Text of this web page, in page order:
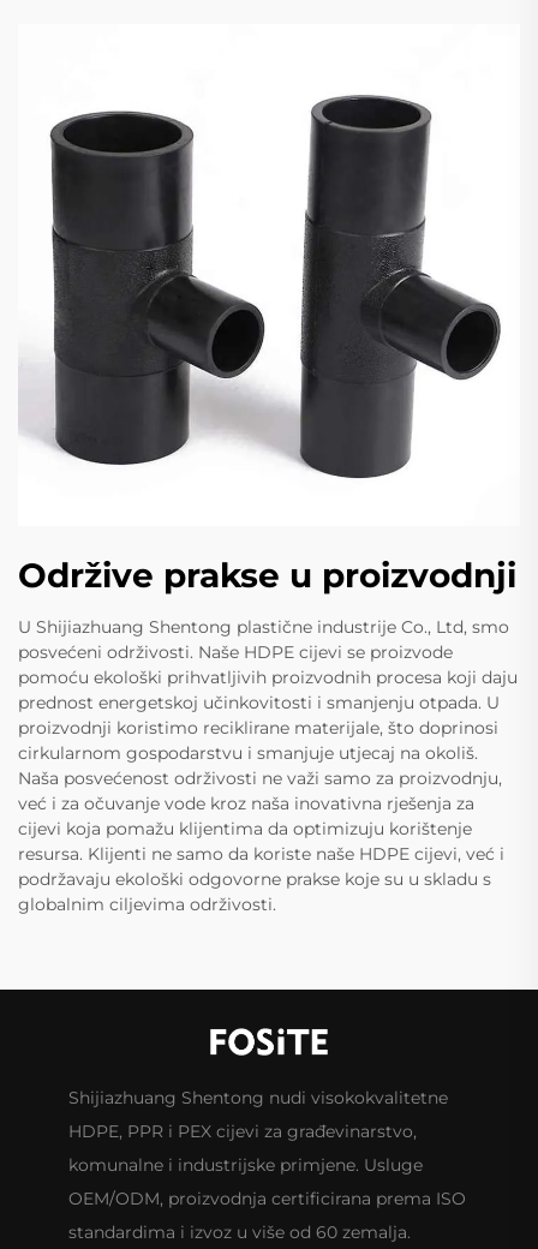
Održive prakse u proizvodnji
U Shijiazhuang Shentong plastične industrije Co., Ltd, smo
posvećeni održivosti. Naše HDPE cijevi se proizvode
pomoću ekološki prihvatljivih proizvodnih procesa koji daju
prednost energetskoj učinkovitosti i smanjenju otpada. U
proizvodnji koristimo reciklirane materijale, što doprinosi
cirkularnom gospodarstvu i smanjuje utjecaj na okoliš.
Naša posvećenost održivosti ne važi samo za proizvodnju,
već i za očuvanje vode kroz naša inovativna rješenja za
cijevi koja pomažu klijentima da optimizuju korištenje
resursa. Klijenti ne samo da koriste naše HDPE cijevi, već i
podržavaju ekološki odgovorne prakse koje su u skladu s
globalnim ciljevima održivosti.
Shijiazhuang Shentong nudi visokokvalitetne
HDPE, PPR i PEX cijevi za građevinarstvo,
komunalne i industrijske primjene. Usluge
OEM/ODM, proizvodnja certificirana prema ISO
standardima i izvoz u više od 60 zemalja.